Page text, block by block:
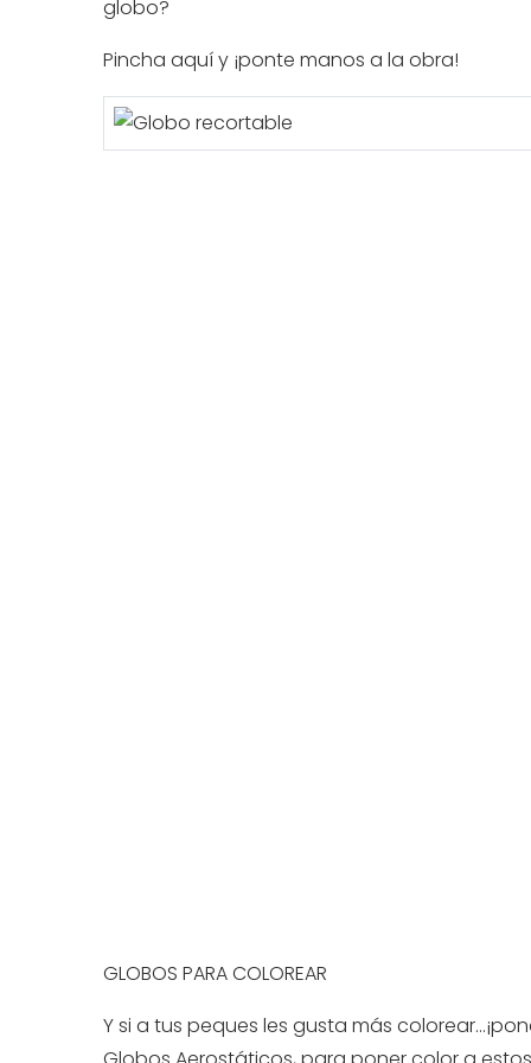
globo?
Pincha aquíy ¡ponte manos a la obra!
GLOBOS PARA COLOREAR
Y si a tus peques les gusta más